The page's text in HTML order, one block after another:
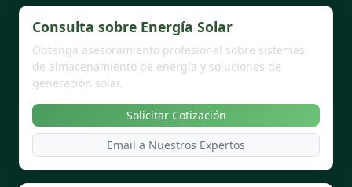
Consulta sobre Energía Solar
Obtenga asesoramiento profesional sobre sistemas
de almacenamiento de energía y soluciones de
generación solar.
Solicitar Cotización
Email a Nuestros Expertos